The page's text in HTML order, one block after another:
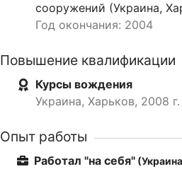
сооружений (Украина,
Год окончания: 2004
Повышение квалификации
Курсы вождения
Украина, Харьков, 2008 г.
Опыт работы
Работал "на себя"